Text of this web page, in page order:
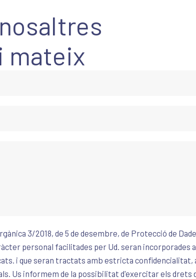
mateix
3/2018, de 5 de desembre, de Protecció de
personal facilitades per Ud. seran
i que seran tractats amb estricta
Us informem de la possibilitat d'exercitar els